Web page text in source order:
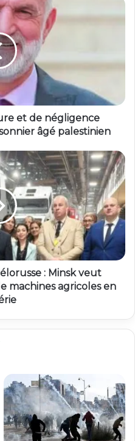
et de négligence
âgé palestinien
: Minsk veut
machines agricoles en